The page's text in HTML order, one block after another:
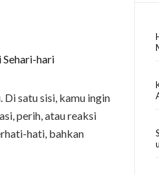
satu sisi, kamu ingin
perih, atau reaksi
hati, bahkan